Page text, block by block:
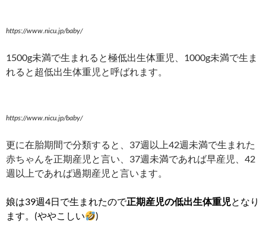
https://www.nicu.jp/baby/
1500g未満で生まれると極低出生体重児、1000g未満で生ま
れると超低出生体重児と呼ばれます。
https://www.nicu.jp/baby/
更に在胎期間で分類すると、37週以上42週未満で生まれた
赤ちゃんを正期産児と言い、37週未満であれば早産児、42
週以上であれば過期産児と言います。
娘は39週4日で生まれたので正期産児の低出生体重児となり
ます。(ややこしい
)